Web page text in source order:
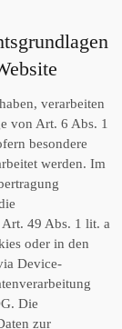
verarbeiten
von Art. 6 Abs. 1
besondere
werden. Im
49 Abs. 1 lit. a
oder in den
Device-
Die
zur